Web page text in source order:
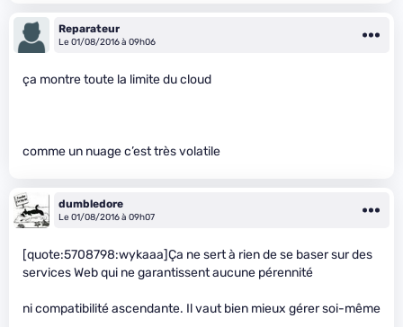
Reparateur
Le 01/08/2016 à 09h06
ça montre toute la limite du cloud
comme un nuage c’est très volatile
dumbledore
Le 01/08/2016 à 09h07
[quote:5708798:wykaaa]Ça ne sert à rien de se baser sur des
services Web qui ne garantissent aucune pérennité
ni compatibilité ascendante. Il vaut bien mieux gérer soi-même